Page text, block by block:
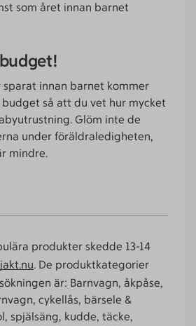
som året innan barnet
sparat innan barnet kommer
så att du vet hur mycket
Glöm inte de
under föräldraledigheten,
mindre.
produkter skedde 13-14
. De produktkategorier
är: Barnvagn, åkpåse,
cykellås, bärsele &
spjälsäng, kudde, täcke,